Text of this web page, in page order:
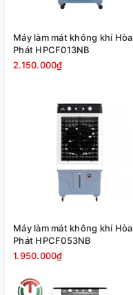
Máy làm mát không khí Hòa
Phát HPCF013NB
2.150.000₫
Máy làm mát không khí Hòa
Phát HPCF053NB
1.950.000₫